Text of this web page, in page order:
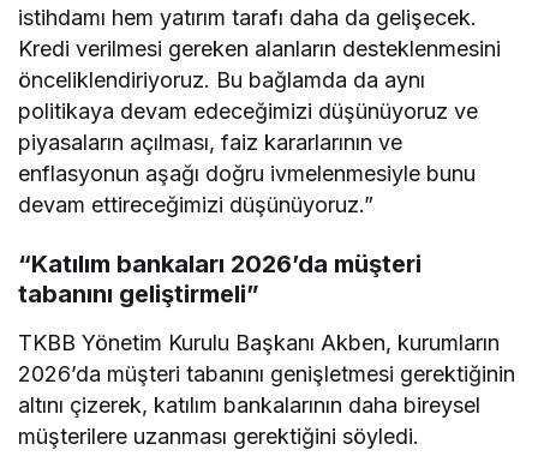
istihdamı hem yatırım tarafı daha da gelişecek.
Kredi verilmesi gereken alanların desteklenmesini
önceliklendiriyoruz. Bu bağlamda da aynı
politikaya devam edeceğimizi düşünüyoruz ve
piyasaların açılması, faiz kararlarının ve
enflasyonun aşağı doğru ivmelenmesiyle bunu
devam ettireceğimizi düşünüyoruz.”
“Katılım bankaları 2026’da müşteri
tabanını geliştirmeli”
TKBB Yönetim Kurulu Başkanı Akben, kurumların
2026’da müşteri tabanını genişletmesi gerektiğinin
altını çizerek, katılım bankalarının daha bireysel
müşterilere uzanması gerektiğini söyledi.